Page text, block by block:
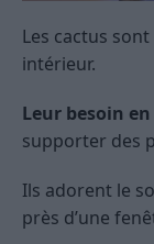
Les cactus
intérieur.
Leur besoin
supporter des
Ils adorent le
près d’une